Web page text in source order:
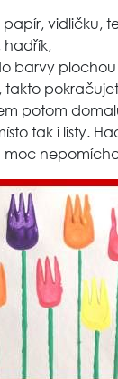
vidličku,
hadřík,
barvy plochou
takto
potom
tak i listy.
moc